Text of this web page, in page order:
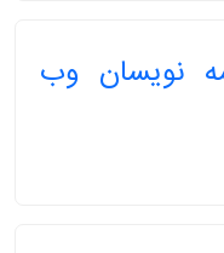
نویسان وب